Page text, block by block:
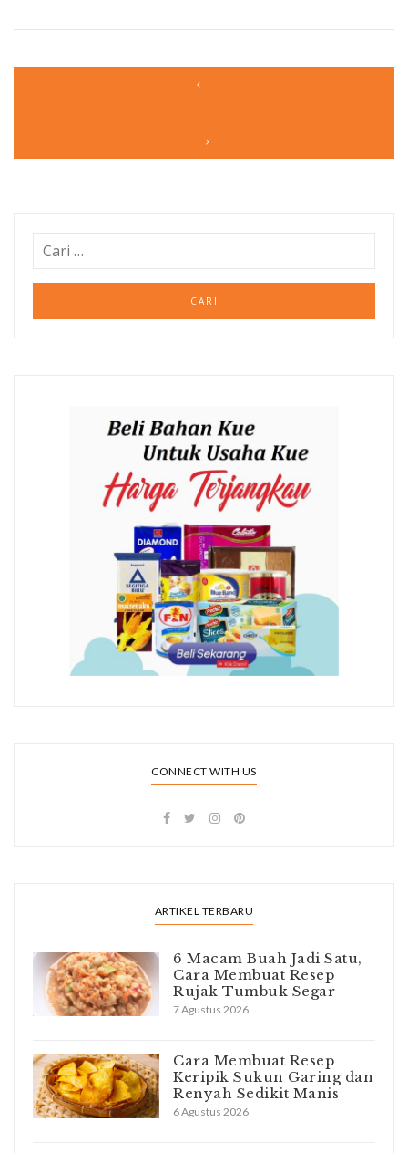
CONNECT WITH US
ARTIKEL TERBARU
6 Macam Buah Jadi Satu,
Cara Membuat Resep
Rujak Tumbuk Segar
7 Agustus 2026
Cara Membuat Resep
Keripik Sukun Garing dan
Renyah Sedikit Manis
6 Agustus 2026